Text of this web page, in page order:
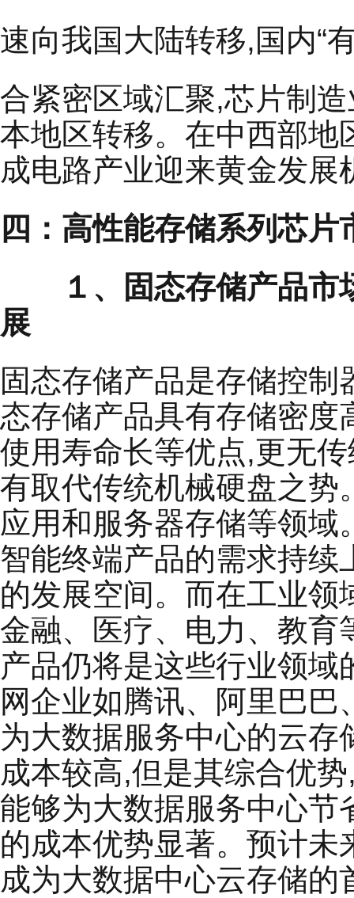
速向我国大陆转移,国内“
合紧密区域汇聚,芯片制
本地区转移。在中西部地
成电路产业迎来黄金发展
四：高性能存储系列芯
１、固态存储产品市
展
固态存储产品是存储控
态存储产品具有存储密度
使用寿命长等优点,更无
有取代传统机械硬盘之势
应用和服务器存储等领
智能终端产品的需求持
的发展空间。而在工业
金融、医疗、电力、教
产品仍将是这些行业领
网企业如腾讯、阿里巴
为大数据服务中心的云
成本较高,但是其综合优
能够为大数据服务中心
的成本优势显著。预计
成为大数据中心云存储的